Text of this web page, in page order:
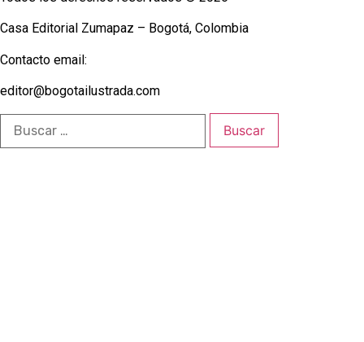
Casa Editorial Zumapaz – Bogotá, Colombia
Contacto email:
editor@bogotailustrada.com
Buscar: